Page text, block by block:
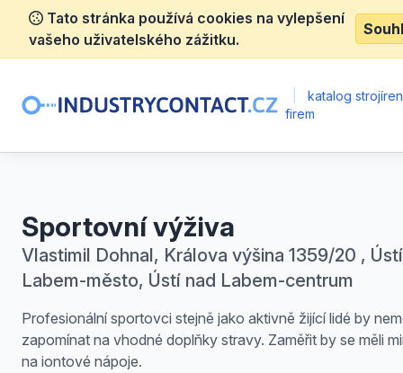
Tato stránka používá cookies na vylepšení
vašeho uživatelského zážitku.
katalog
firem
Sportovní výživa
Vlastimil Dohnal, Králova výšina 1359/20 ,
Labem-město, Ústí nad Labem-centrum
Profesionální sportovci stejně jako aktivně žijící lidé by
zapomínat na vhodné doplňky stravy. Zaměřit by se měli
na iontové nápoje.